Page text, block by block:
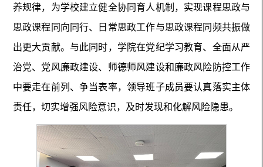
养规律，为学校建立健全协同育人机制，实现课程思政与
思政课程同向同行、日常思政工作与思政课程同频共振做
出更大贡献。与此同时，学院在党纪学习教育、全面从严
治党、党风廉政建设、师德师风建设和廉政风险防控工作
中要走在前列、争当表率，领导班子成员要认真落实主体
责任，切实增强风险意识，及时发现和化解风险隐患。